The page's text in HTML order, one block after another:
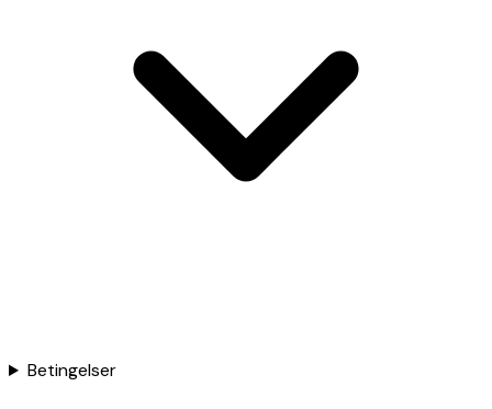
Betingelser